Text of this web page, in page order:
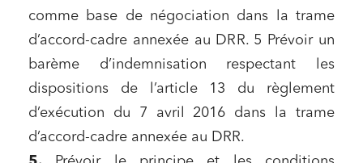
comme base de négociation dans la trame
d’accord-cadre annexée au DRR. 5 Prévoir un
barème d’indemnisation respectant les
dispositions de l’article 13 du règlement
d’exécution du 7 avril 2016 dans la trame
d’accord-cadre annexée au DRR.
Droit des sociétés et Fusions-Acquisitions
J'ai lu et j'accepte lapolitique de confidentialité